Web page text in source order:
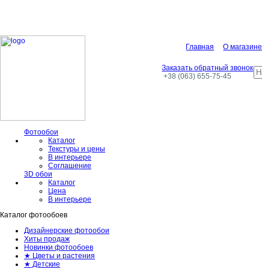
Главная О магазине
Заказать обратный звонок
+38 (063) 655-75-45
Фотообои
Каталог
Текстуры и цены
В интерьере
Соглашение
3D обои
Каталог
Цена
В интерьере
Каталог фотообоев
Дизайнерские фотообои
Хиты продаж
Новинки фотообоев
★ Цветы и растения
★ Детские